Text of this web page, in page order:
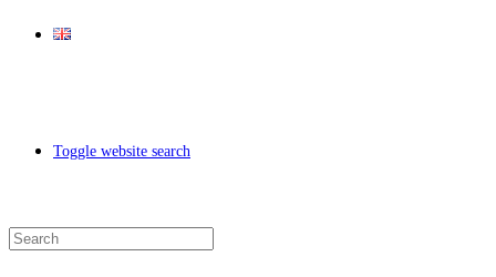
Toggle website search